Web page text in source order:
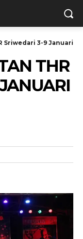
Sriwedari 3-9 Januari
THR